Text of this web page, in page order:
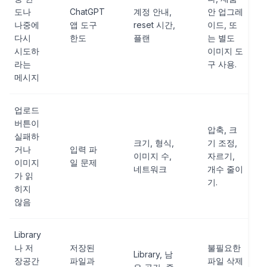
도나
나중에
다시
시도하
라는
메시지
ChatGPT
앱 도구
한도
계정 안내,
reset 시간,
플랜
안 업그레
이드, 또
는 별도
이미지 도
구 사용.
업로드
버튼이
실패하
거나
이미지
가 읽
히지
않음
입력 파
일 문제
크기, 형식,
이미지 수,
네트워크
압축, 크
기 조정,
자르기,
개수 줄이
기.
Library
나 저
장공간
저장된
파일과
Library, 남
불필요한
파일 삭제